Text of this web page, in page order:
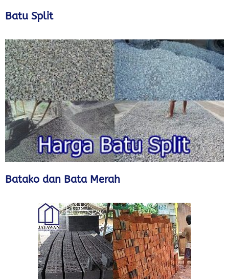
Batu Split
Batako dan Bata Merah